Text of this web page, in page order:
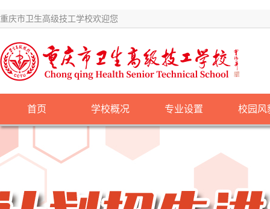
重庆市卫生高级技工学校欢迎您
首页 学校概况 专业设置 校园风